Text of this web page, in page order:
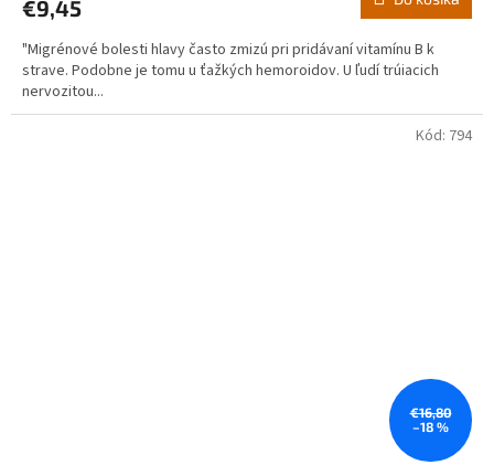
€9,45
"Migrénové bolesti hlavy často zmizú pri pridávaní vitamínu B k
strave. Podobne je tomu u ťažkých hemoroidov. U ľudí trúiacich
nervozitou...
€16,80
–18 %
Kód: 794